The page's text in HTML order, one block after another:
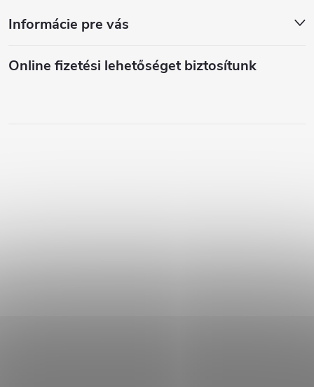
Informácie pre vás
Online fizetési lehetőséget biztosítunk